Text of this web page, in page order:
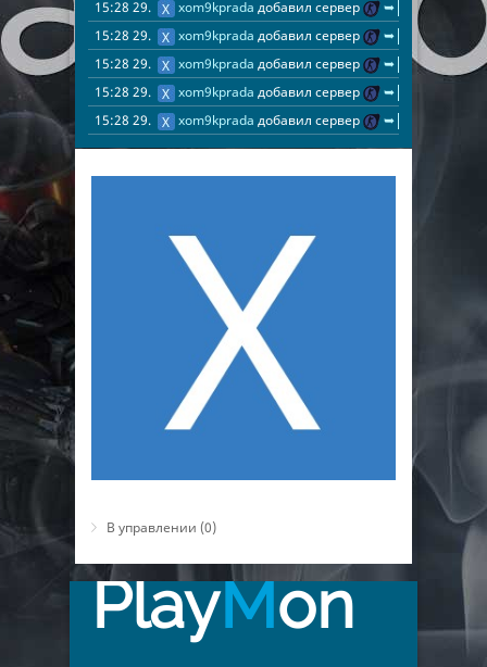
15:28 29.05.2026xom9kprada добавил сервер
➥ ███
15:28 29.05.2026xom9kprada добавил сервер
➥ ███
15:28 29.05.2026xom9kprada добавил сервер
➥ ███
15:28 29.05.2026xom9kprada добавил сервер
➥ ███
15:28 29.05.2026xom9kprada добавил сервер ➥ ███
В управлении (0)
PlayMon